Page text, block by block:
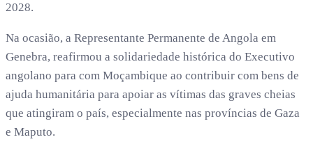
2028.
Na ocasião, a Representante Permanente de Angola em
Genebra, reafirmou a solidariedade histórica do Executivo
angolano para com Moçambique ao contribuir com bens de
ajuda humanitária para apoiar as vítimas das graves cheias
que atingiram o país, especialmente nas províncias de Gaza
e Maputo.